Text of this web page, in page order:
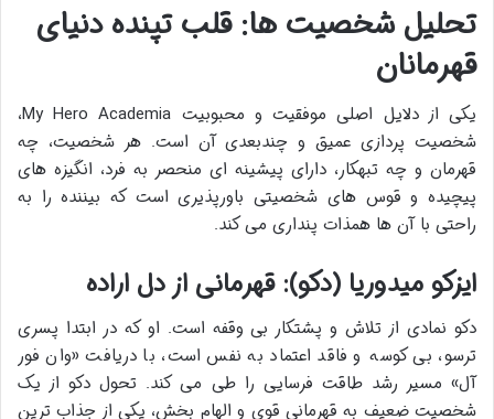
تحلیل شخصیت ها: قلب تپنده دنیای
قهرمانان
یکی از دلایل اصلی موفقیت و محبوبیت My Hero Academia،
شخصیت پردازی عمیق و چندبعدی آن است. هر شخصیت، چه
قهرمان و چه تبهکار، دارای پیشینه ای منحصر به فرد، انگیزه های
پیچیده و قوس های شخصیتی باورپذیری است که بیننده را به
راحتی با آن ها همذات پنداری می کند.
ایزکو میدوریا (دکو): قهرمانی از دل اراده
دکو نمادی از تلاش و پشتکار بی وقفه است. او که در ابتدا پسری
ترسو، بی کوسه و فاقد اعتماد به نفس است، با دریافت «وان فور
آل» مسیر رشد طاقت فرسایی را طی می کند. تحول دکو از یک
شخصیت ضعیف به قهرمانی قوی و الهام بخش، یکی از جذاب ترین